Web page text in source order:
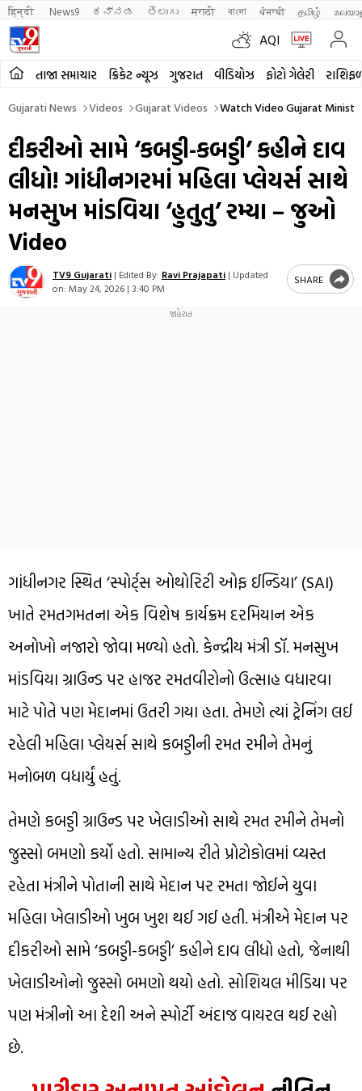
हिन्दी News9 ಕನ್ನಡ తెలుగు मराठी বাংলা ਪੰਜਾਬੀ தமிழ்
AQI
તાજા સમાચાર ક્રિકેટ ન્યૂઝ ગુજરાત વીડિયોઝ ફોટો ગેલેરી
Gujarati News Videos Gujarat Videos Watch Video Gujarat
દીકરીઓ સામે ‘કબડ્ડી-કબડ્ડી’ કહીને દાવ
લીધો! ગાંધીનગરમાં મહિલા પ્લેયર્સ સાથે
મનસુખ માંડવિયા ‘હુતુતુ’ રમ્યા – જુઓ
Video
TV9 Gujarati | Edited By: Ravi Prajapati | Updated
on: May 24, 2026 | 3:40 PM
SHARE
ગાંધીનગર સ્થિત ‘સ્પોર્ટ્સ ઓથોરિટી ઓફ ઈન્ડિયા’ (SAI)
ખાતે રમતગમતના એક વિશેષ કાર્યક્રમ દરમિયાન એક
અનોખો નજારો જોવા મળ્યો હતો. કેન્દ્રીય મંત્રી ડૉ. મનસુખ
માંડવિયા ગ્રાઉન્ડ પર હાજર રમતવીરોનો ઉત્સાહ વધારવા
માટે પોતે પણ મેદાનમાં ઉતરી ગયા હતા. તેમણે ત્યાં ટ્રેનિંગ લઈ
રહેલી મહિલા પ્લેયર્સ સાથે કબડ્ડીની રમત રમીને તેમનું
મનોબળ વધાર્યું હતું.
તેમણે કબડ્ડી ગ્રાઉન્ડ પર ખેલાડીઓ સાથે રમત રમીને તેમનો
જુસ્સો બમણો કર્યો હતો. સામાન્ય રીતે પ્રોટોકોલમાં વ્યસ્ત
રહેતા મંત્રીને પોતાની સાથે મેદાન પર રમતા જોઈને યુવા
મહિલા ખેલાડીઓ ખુબ ખુશ થઈ ગઈ હતી. મંત્રીએ મેદાન પર
દીકરીઓ સામે ‘કબડ્ડી-કબડ્ડી’ કહીને દાવ લીધો હતો, જેનાથી
ખેલાડીઓનો જુસ્સો બમણો થયો હતો. સોશિયલ મીડિયા પર
પણ મંત્રીનો આ દેશી અને સ્પોર્ટી અંદાજ વાયરલ થઈ રહ્યો
છે.